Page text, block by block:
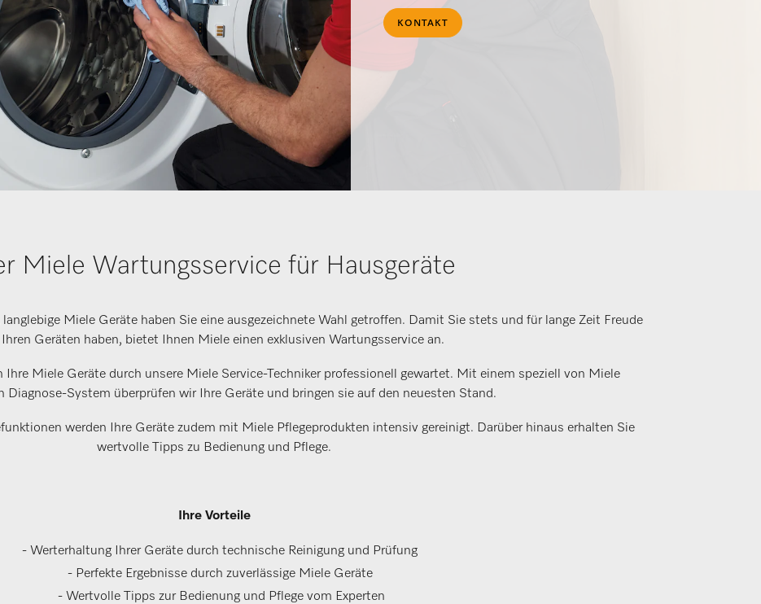
KONTAKT
Miele Wartungsservice für Hausgeräte
Miele Geräte haben Sie eine ausgezeichnete Wahl getroffen. Damit Sie stets und für lange Zeit Freude
Geräten haben, bietet Ihnen Miele einen exklusiven Wartungsservice an.
Ihre Miele Geräte durch unsere Miele Service-Techniker professionell gewartet. Mit einem speziell von Miele
Diagnose-System überprüfen wir Ihre Geräte und bringen sie auf den neuesten Stand.
werden Ihre Geräte zudem mit Miele Pflegeprodukten intensiv gereinigt. Darüber hinaus erhalten Sie
wertvolle Tipps zu Bedienung und Pflege.
Ihre Vorteile
- Werterhaltung Ihrer Geräte durch technische Reinigung und Prüfung
- Perfekte Ergebnisse durch zuverlässige Miele Geräte
- Wertvolle Tipps zur Bedienung und Pflege vom Experten